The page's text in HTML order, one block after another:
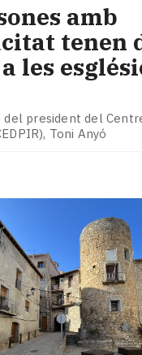
amb
tenen
les
president del
Toni Anyó